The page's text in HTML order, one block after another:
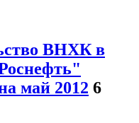
ВНХК в
май 2012 6